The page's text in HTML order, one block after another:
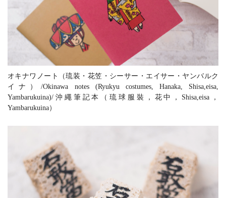
オキナワノート（琉装・花笠・シーサー・エイサー・ヤンバルク
イナ）/Okinawa notes (Ryukyu costumes, Hanaka, Shisa,eisa,
Yambarukuina)/沖繩筆記本（琉球服裝，花中，Shisa,eisa，
Yambarukuina）